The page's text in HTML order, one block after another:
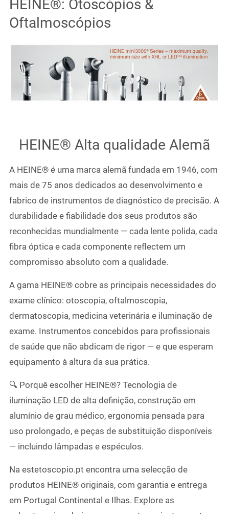
HEINE®: Otoscópios &
Oftalmoscópios
HEINE® Alta qualidade Alemã
A HEINE® é uma marca alemã fundada em 1946, com
mais de 75 anos dedicados ao desenvolvimento e
fabrico de instrumentos de diagnóstico de precisão. A
durabilidade e fiabilidade dos seus produtos são
reconhecidas mundialmente — cada lente polida, cada
fibra óptica e cada componente reflectem um
compromisso absoluto com a qualidade.
A gama HEINE® cobre as principais necessidades do
exame clínico: otoscopia, oftalmoscopia,
dermatoscopia, medicina veterinária e iluminação de
exame. Instrumentos concebidos para profissionais
de saúde que não abdicam de rigor — e que esperam
equipamento à altura da sua prática.
🔍 Porquê escolher HEINE®? Tecnologia de
iluminação LED de alta definição, construção em
alumínio de grau médico, ergonomia pensada para
uso prolongado, e peças de substituição disponíveis
— incluindo lâmpadas e espéculos.
Na estetoscopio.pt encontra uma selecção de
produtos HEINE® originais, com garantia e entrega
em Portugal Continental e Ilhas. Explore as